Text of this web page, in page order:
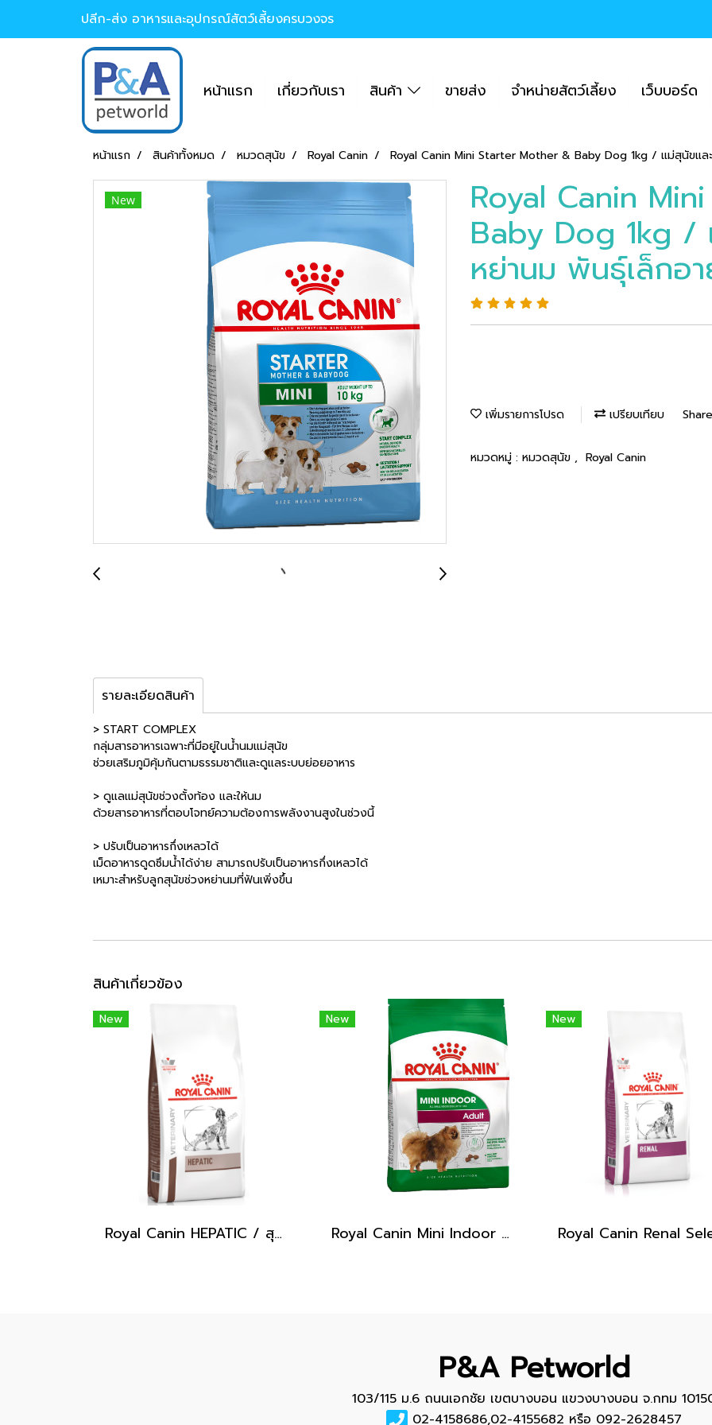
ปลีก-ส่ง อาหารและอุปกรณ์สัตว์เลี้ยงครบวงจร
หน้าแรก เกี่ยวกับเรา สินค้า ขายส่ง จำหน่ายสัตว์เลี้ยง เว็บบอร์ด
หน้าแรก สินค้าทั้งหมด หมวดสุนัข Royal Canin Royal Canin Mini Starter Mother & Baby Dog 1kg / แม่สุนัขแ
New Royal Canin
Baby Dog 1kg /
หย่านม พันธุ์เล็กอ
เพิ่มรายการโปรด เปรียบเทียบ Share
หมวดหมู่ : หมวดสุนัข , Royal Canin
รายละเอียดสินค้า
> START COMPLEX
กลุ่มสารอาหารเฉพาะที่มีอยู่ในน้ำนมแม่สุนัข
ช่วยเสริมภูมิคุ้มกันตามธรรมชาติและดูแลระบบย่อยอาหาร
> ดูแลแม่สุนัขช่วงตั้งท้อง และให้นม
ด้วยสารอาหารที่ตอบโจทย์ความต้องการพลังงานสูงในช่วงนี้
> ปรับเป็นอาหารกึ่งเหลวได้
เม็ดอาหารดูดซึมน้ำได้ง่าย สามารถปรับเป็นอาหารกึ่งเหลวได้
เหมาะสำหรับลูกสุนัขช่วงหย่านมที่ฟันเพิ่งขึ้น
สินค้าเกี่ยวข้อง
New
Royal Canin HEPATIC / สุนัขโรคตับ ขนาดถุง [1.5 kg]
New
Royal Canin Mini Indoor Adult 1.5kg / อาหารเม็ดสุนัขโต พันธุ์เล็ก เลี้ยงในบ้าน อายุ10เดือน-8ปี
New
P&A Petworld
103/115 ม.6 ถนนเอกชัย เขตบางบอน แขวงบางบอน จ.กทม
02-4158686,02-4155682 หรือ 092-2628457